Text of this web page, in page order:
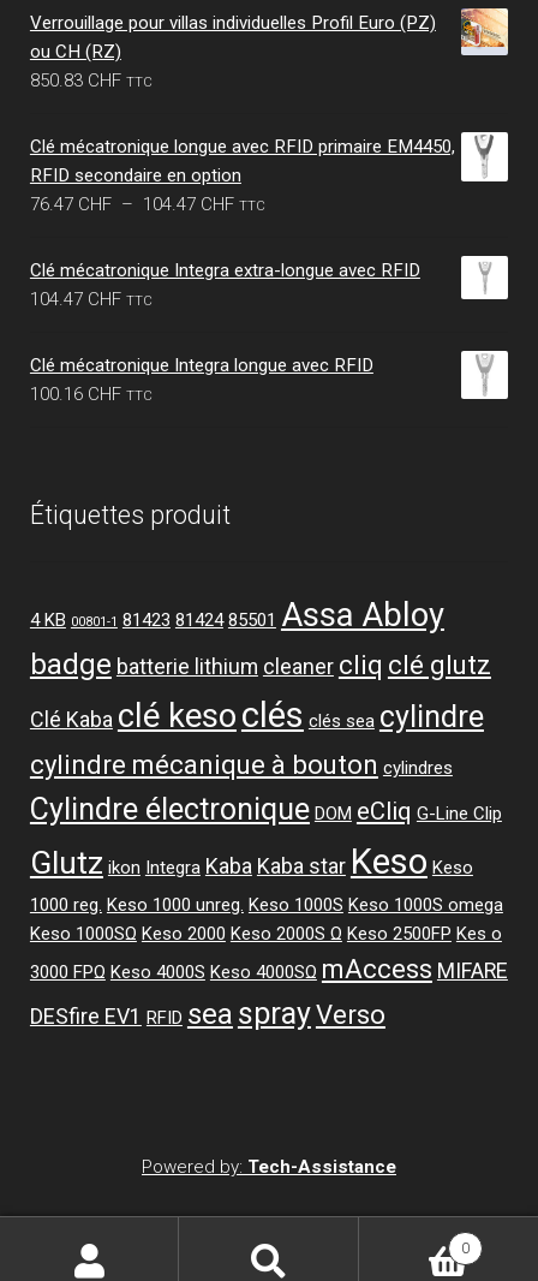
était :
3.77 CHF.
actuel
Verrouillage pour villas individuelles Profil Euro (PZ)
ou CH (RZ)
850.83 CHF TTC
Clé mécatronique longue avec RFID primaire EM4450,
RFID secondaire en option
76.47 CHF – 104.47 CHFPlage
prix :
TTC
Clé mécatronique Integra extra-longue avec RFID
104.47 CHF TTC
Clé mécatronique Integra longue avec RFID
100.16 CHF TTC
Étiquettes produit
4 KB 00801-1 81423 81424 85501 Assa Abloy
badge batterie lithium cleaner cliq clé glutz
Clé Kaba clé kesoclés clés sea cylindre
cylindre mécanique à bouton cylindres
Cylindre électronique DOM eCliq G-Line Clip
Glutz ikon Integra Kaba Kaba star Keso Keso
1000 reg. Keso 1000 unreg. Keso 1000S Keso 1000S omega
Keso 1000SΩ Keso 2000 Keso 2000S Ω Keso 2500FP Kes o
3000 FPΩ Keso 4000S Keso 4000SΩ mAccess MIFARE
DESfire EV1 RFID sea sprayVerso
Powered by: Tech-Assistance
0